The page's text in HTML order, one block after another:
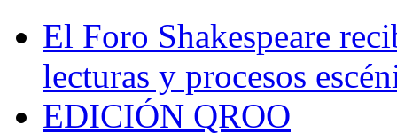
El Foro Shakespeare
lecturas y procesos
EDICIÓN QROO